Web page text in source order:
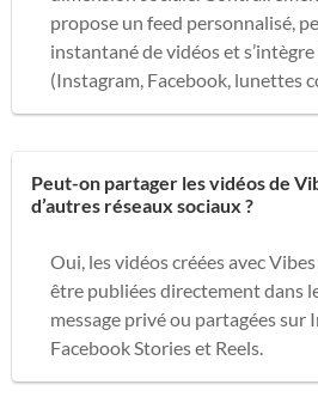
propose un feed personnalisé,
instantané de vidéos et s’intègre
(Instagram, Facebook, lunettes
Peut-on partager les vidéos de
d’autres réseaux sociaux ?
Oui, les vidéos créées avec
être publiées directement dans
message privé ou partagées sur
Facebook Stories et Reels.